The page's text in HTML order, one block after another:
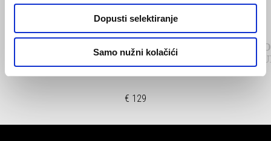
Dopusti selektiranje
Samo nužni kolačići
ELEKTRONIČKI
PROTUPROVALNI UREĐAJ
€ 129